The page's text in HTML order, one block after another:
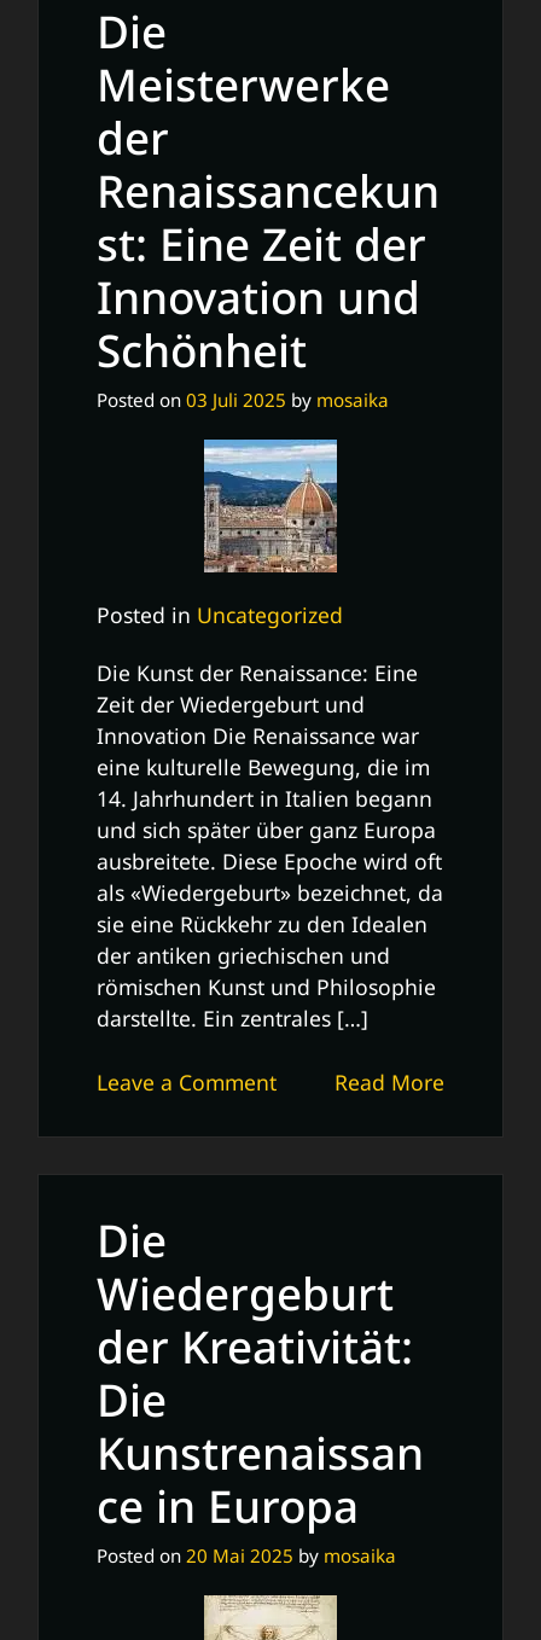
Blick
Vergangenheit
Die
Meisterwerke
der
Renaissancekun
st: Eine Zeit der
Innovation und
Schönheit
Posted on 03 Juli 2025 by mosaika
Posted in Uncategorized
Die Kunst der Renaissance: Eine
Zeit der Wiedergeburt und
Innovation Die Renaissance war
eine kulturelle Bewegung, die im
14. Jahrhundert in Italien begann
und sich später über ganz Europa
ausbreitete. Diese Epoche wird oft
als «Wiedergeburt» bezeichnet, da
sie eine Rückkehr zu den Idealen
der antiken griechischen und
römischen Kunst und Philosophie
darstellte. Ein zentrales […]
Read More
Leave a Commenton
Meisterwerke
der
der
Innovation
und
Die
Wiedergeburt
der Kreativität:
Die
Kunstrenaissan
ce in Europa
Posted on 20 Mai 2025 by mosaika